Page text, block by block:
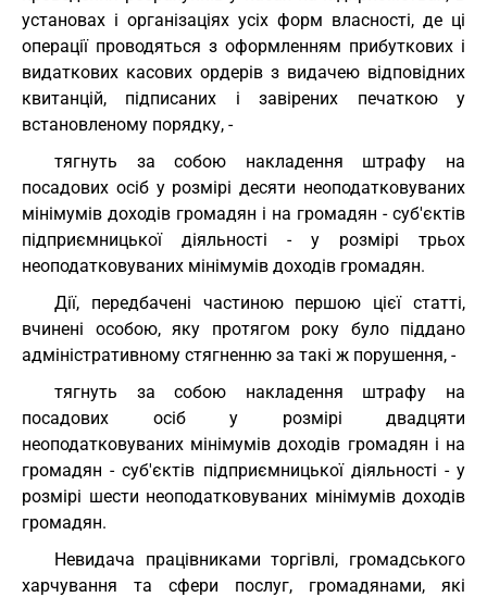
установах і організаціях усіх форм власності, де ці
операції проводяться з оформленням прибуткових і
видаткових касових ордерів з видачею відповідних
квитанцій, підписаних і завірених печаткою у
встановленому порядку, -
тягнуть за собою накладення штрафу на
посадових осіб у розмірі десяти неоподатковуваних
мінімумів доходів громадян і на громадян - суб'єктів
підприємницької діяльності - у розмірі трьох
неоподатковуваних мінімумів доходів громадян.
Дії, передбачені частиною першою цієї статті,
вчинені особою, яку протягом року було піддано
адміністративному стягненню за такі ж порушення, -
тягнуть за собою накладення штрафу на
посадових осіб у розмірі двадцяти
неоподатковуваних мінімумів доходів громадян і на
громадян - суб'єктів підприємницької діяльності - у
розмірі шести неоподатковуваних мінімумів доходів
громадян.
Невидача працівниками торгівлі, громадського
харчування та сфери послуг, громадянами, які